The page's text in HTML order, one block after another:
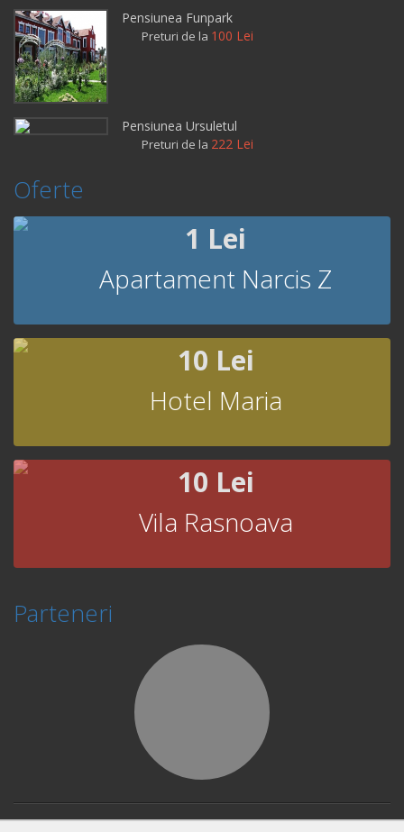
Pensiunea Funpark
Preturi de la 100 Lei
Pensiunea Ursuletul
Preturi de la 222 Lei
Oferte
1 Lei
Apartament Narcis Z
10 Lei
Hotel Maria
10 Lei
Vila Rasnoava
Parteneri
© Copyright 2026 Book Fast and Smart